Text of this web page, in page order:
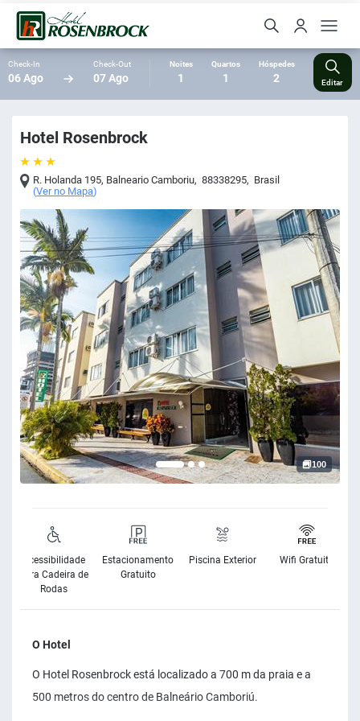
Check-In
06 Ago
Check-Out
07 Ago
Noites
1
Quartos
1
Hóspedes
2 Editar
Hotel Rosenbrock
R. Holanda 195, Balneario Camboriu, 88338295, Brasil
(Ver no Mapa)
100
Acessibilidade
para Cadeira de
Rodas
Estacionamento
Gratuito
Piscina Exterior Wifi Gratuito
O Hotel
O Hotel Rosenbrock está localizado a 700 m da praia e a
500 metros do centro de Balneário Camboriú.